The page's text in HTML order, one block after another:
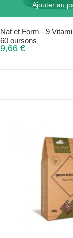
Ajouter au
Nat et Form - 9
60 oursons
9,66 €